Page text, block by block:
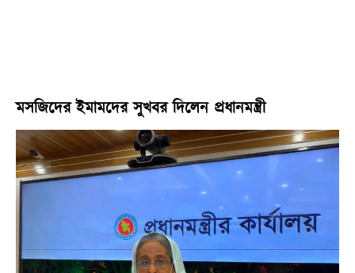
মসজিদের ইমামদের সুখবর দিলেন প্রধানমন্ত্রী